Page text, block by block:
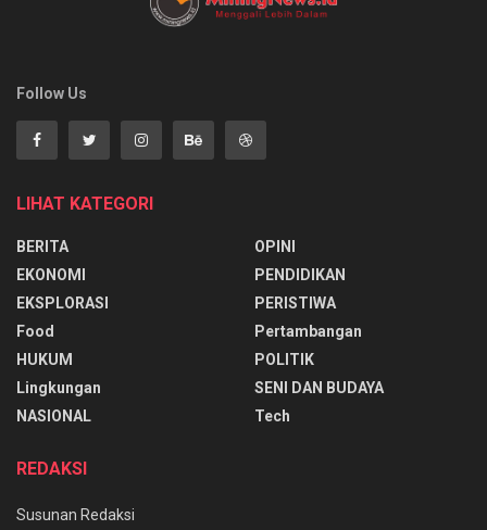
Follow Us
LIHAT KATEGORI
BERITA
EKONOMI
EKSPLORASI
Food
HUKUM
Lingkungan
NASIONAL
OPINI
PENDIDIKAN
PERISTIWA
Pertambangan
POLITIK
SENI DAN BUDAYA
Tech
REDAKSI
Susunan Redaksi